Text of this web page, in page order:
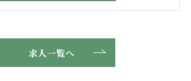
求人一覧へ